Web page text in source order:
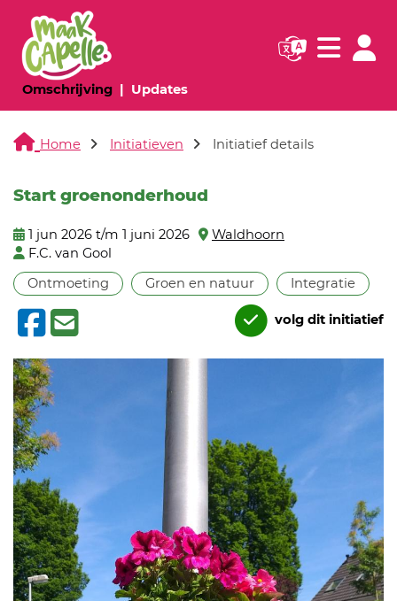
Omschrijving(huidige pagina)
Updates(huidige pagina)
Navigatie
Home Initiatieven Initiatief details
Start groenonderhoud
1 jun 2026 t/m 1 juni 2026
Waldhoorn
F.C. van Gool
Ontmoeting
Groen en natuur Integratie
volg dit initiatief